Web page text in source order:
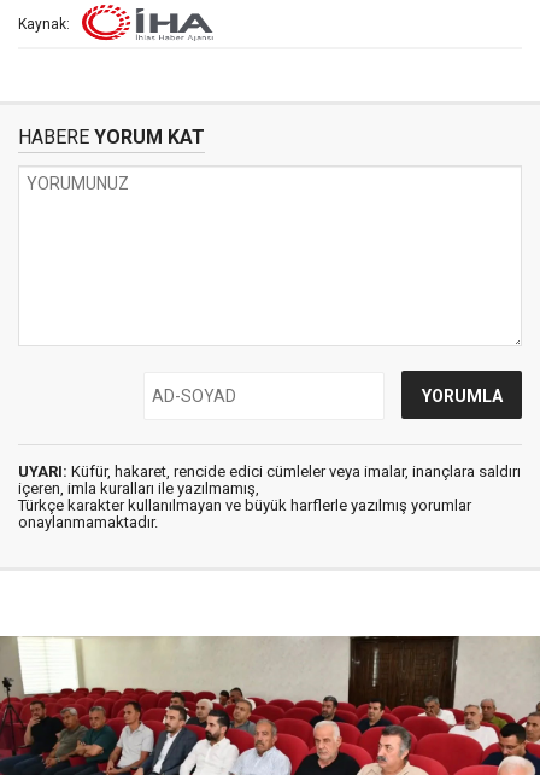
Kaynak:
HABERE YORUM KAT
UYARI: Küfür, hakaret, rencide edici cümleler veya imalar, inançlara saldırı
içeren, imla kuralları ile yazılmamış,
Türkçe karakter kullanılmayan ve büyük harflerle yazılmış yorumlar
onaylanmamaktadır.